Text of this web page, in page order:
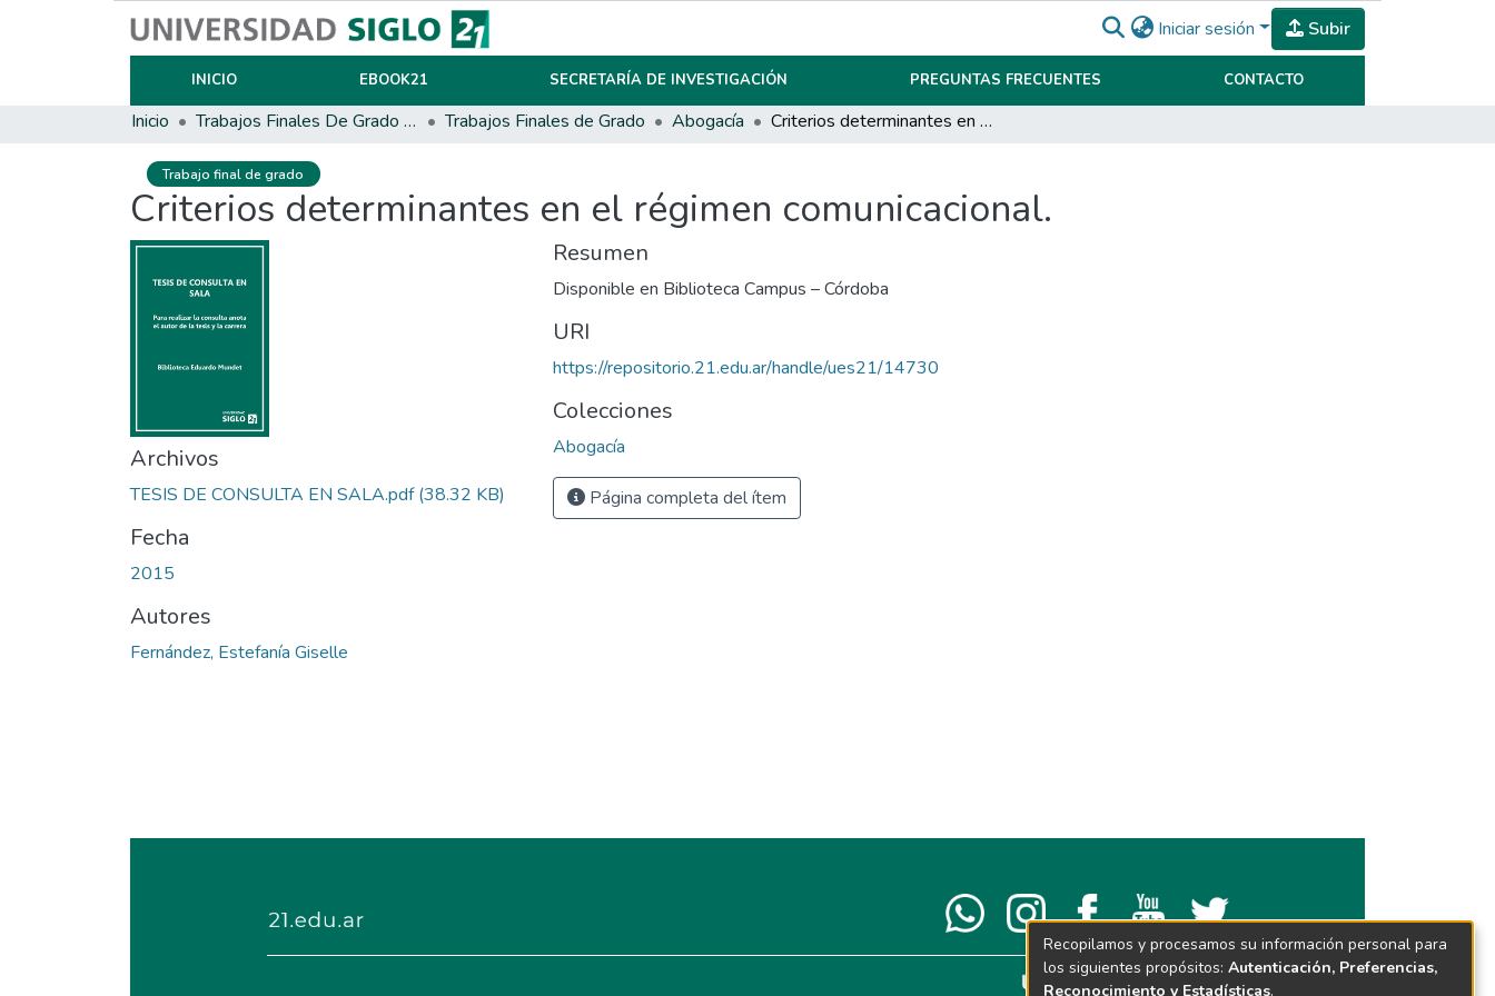
Iniciar sesión Subir
INICIO EBOOK21 SECRETARÍA DE INVESTIGACIÓN PREGUNTAS FRECUENTES CONTACTO
Inicio Trabajos Finales De Grado Y Posgrado Trabajos Finales de Grado Abogacía Criterios determinantes en el régimen comunicacional.
Trabajo final de grado
Criterios determinantes en el régimen comunicacional.
Archivos
TESIS DE CONSULTA EN SALA.pdf(38.32 KB)
Fecha
2015
Autores
Fernández, Estefanía Giselle
Resumen
Disponible en Biblioteca Campus – Córdoba
URI
https://repositorio.21.edu.ar/handle/ues21/14730
Colecciones
Abogacía
Página completa del ítem
Recopilamos y procesamos su información personal para
los siguientes propósitos: Autenticación, Preferencias,
Reconocimiento y Estadísticas.